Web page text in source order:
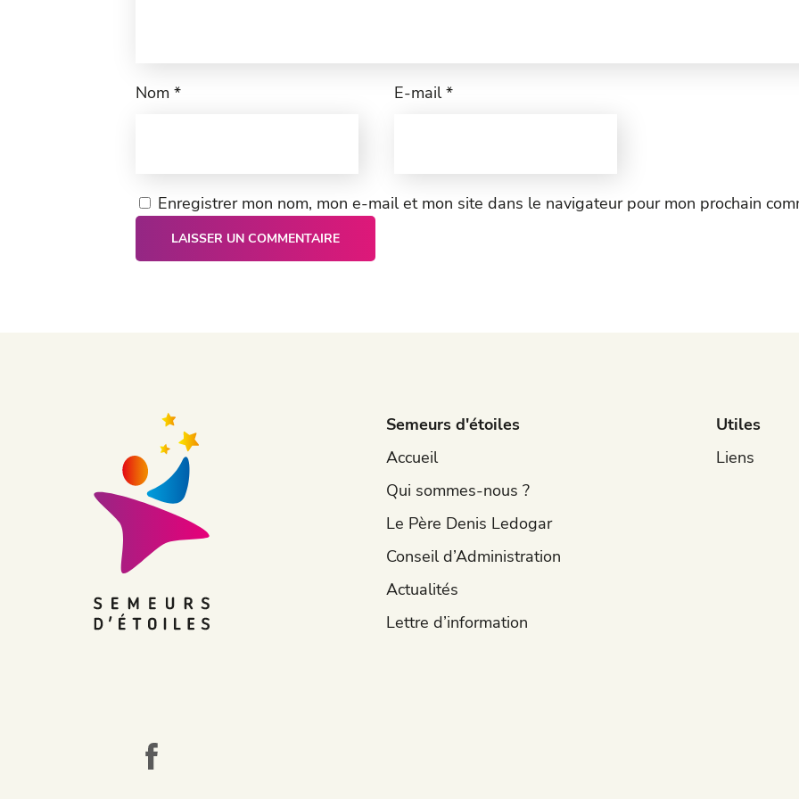
Nom * E-mail*
Enregistrer mon nom, mon e-mail et mon site dans le navigateur pour mon prochain
Semeurs d'étoiles
Accueil
Qui sommes-nous ?
Le Père Denis Ledogar
Conseil d’Administration
Actualités
Lettre d’information
Utiles
Liens